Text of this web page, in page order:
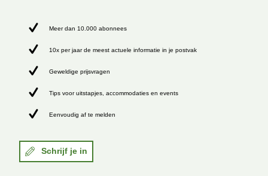
Meer dan 10.000 abonnees
10x per jaar de meest actuele informatie in je postvak
Geweldige prijsvragen
Tips voor uitstapjes, accommodaties en events
Eenvoudig af te melden
Schrijf je in